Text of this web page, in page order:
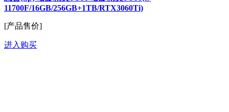
11700F/16GB/256GB+1TB/RTX3060Ti)
[产品售价]
进入购买